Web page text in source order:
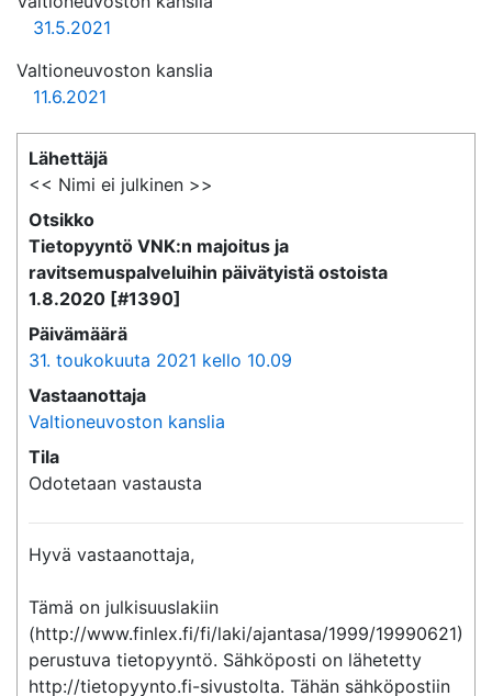
31.5.2021
Valtioneuvoston kanslia
11.6.2021
Lähettäjä
<< Nimi ei julkinen >>
Otsikko
Tietopyyntö VNK:n majoitus ja
ravitsemuspalveluihin päivätyistä ostoista
1.8.2020 [#1390]
Päivämäärä
31. toukokuuta 2021 kello 10.09
Vastaanottaja
Valtioneuvoston kanslia
Tila
Odotetaan vastausta
Hyvä vastaanottaja,
Tämä on julkisuuslakiin
(http://www.finlex.fi/fi/laki/ajantasa/1999/19990621)
perustuva tietopyyntö. Sähköposti on lähetetty
http://tietopyynto.fi-sivustolta. Tähän sähköpostiin